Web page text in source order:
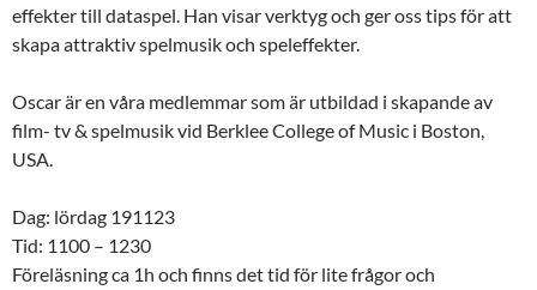
effekter till dataspel. Han visar verktyg och ger oss tips för att
skapa attraktiv spelmusik och speleffekter.
Oscar är en våra medlemmar som är utbildad i skapande av
film- tv & spelmusik vid Berklee College of Music i Boston,
USA.
Dag: lördag 191123
Tid: 1100 – 1230
Föreläsning ca 1h och finns det tid för lite frågor och